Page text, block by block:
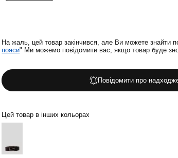
На жаль, цей товар закінчився, але Ви можете знайти
пояси" Ми можемо повідомити вас, якщо товар буде
Повідомити про
Цей товар в інших кольорах